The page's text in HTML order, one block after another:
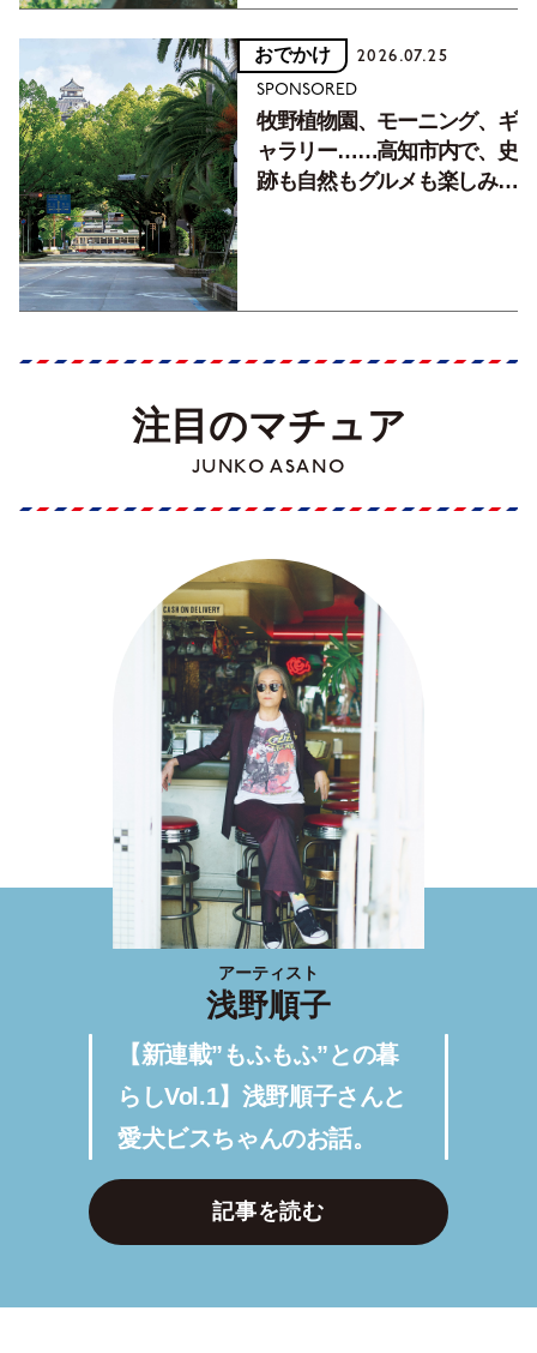
おでかけ 2026.07.25
SPONSORED
牧野植物園、モーニング、ギ
ャラリー……高知市内で、史
跡も自然もグルメも楽しみ尽
注目のマチュア
JUNKO ASANO
アーティスト
浅野順子
【新連載”もふもふ”との暮
らしVol.1】浅野順子さんと
愛犬ビスちゃんのお話。
記事を読む